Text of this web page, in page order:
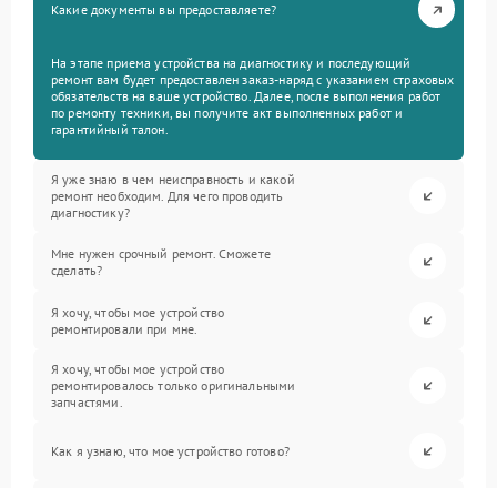
Какие документы вы предоставляете?
На этапе приема устройства на диагностику и последующий
ремонт вам будет предоставлен заказ-наряд с указанием страховых
обязательств на ваше устройство. Далее, после выполнения работ
по ремонту техники, вы получите акт выполненных работ и
гарантийный талон.
Я уже знаю в чем неисправность и какой
ремонт необходим. Для чего проводить
диагностику?
Мне нужен срочный ремонт. Сможете
сделать?
Я хочу, чтобы мое устройство
ремонтировали при мне.
Я хочу, чтобы мое устройство
ремонтировалось только оригинальными
запчастями.
Как я узнаю, что мое устройство готово?